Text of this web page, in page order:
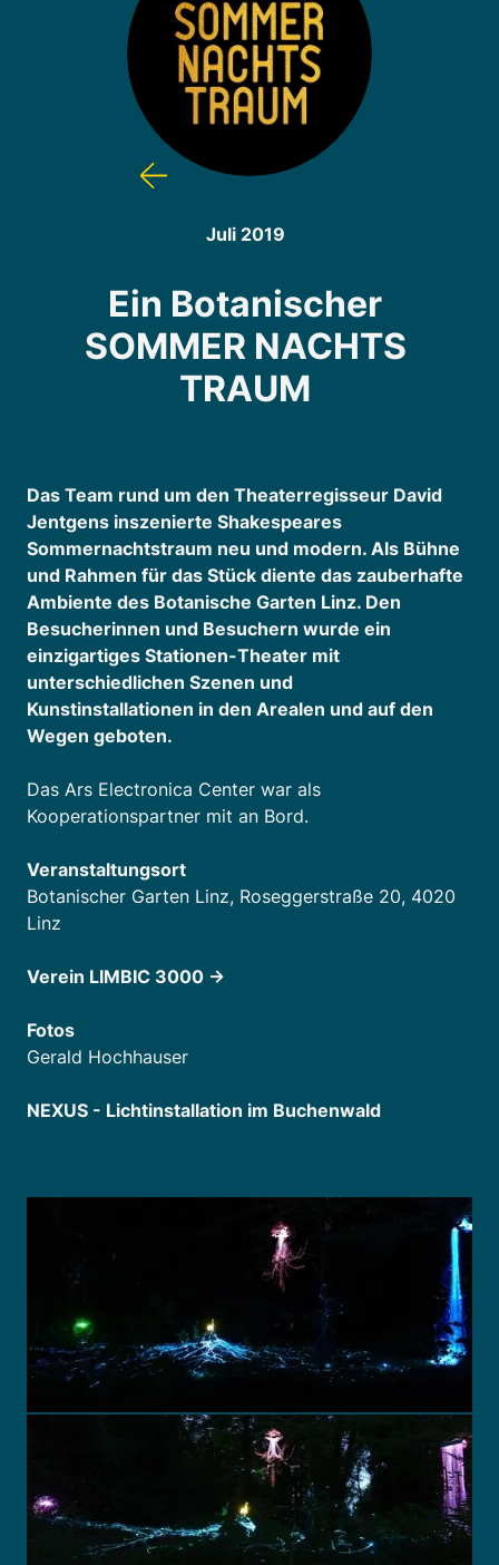
Juli 2019
Ein Botanischer
SOMMER NACHTS
TRAUM
Das Team rund um den Theaterregisseur David
Jentgens inszenierte Shakespeares
Sommernachtstraum neu und modern. Als Bühne
und Rahmen für das Stück diente das zauberhafte
Ambiente des Botanische Garten Linz. Den
Besucherinnen und Besuchern wurde ein
einzigartiges Stationen-Theater mit
unterschiedlichen Szenen und
Kunstinstallationen in den Arealen und auf den
Wegen geboten.
Das Ars Electronica Center war als
Kooperationspartner mit an Bord.
Veranstaltungsort
Botanischer Garten Linz, Roseggerstraße 20, 4020
Linz
Verein LIMBIC 3000 ->
Fotos
Gerald Hochhauser
NEXUS - Lichtinstallation im Buchenwald